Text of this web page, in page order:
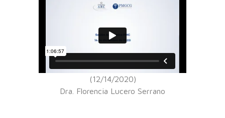
(12/14/2020)
Dra. Florencia Lucero Serrano